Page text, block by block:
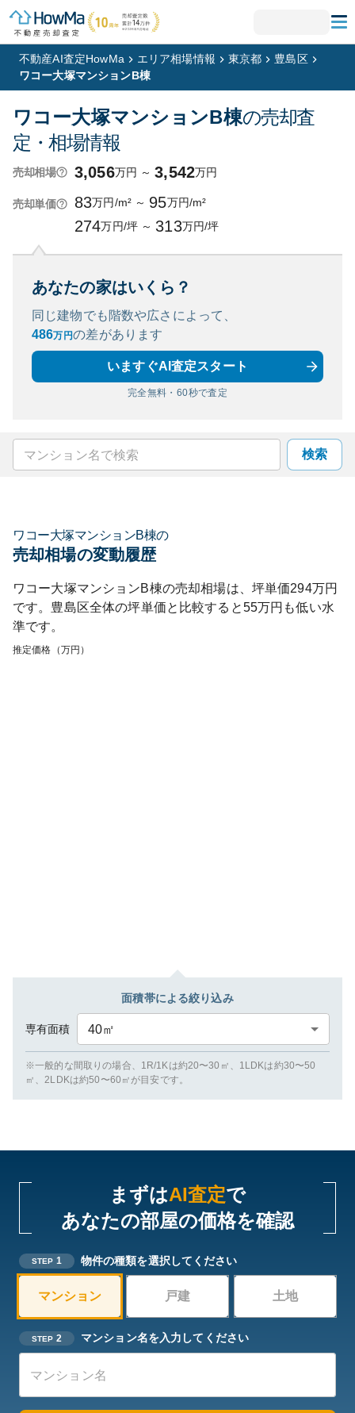
不動産AI査定HowMa エリア相場情報 東京都
豊島区
ワコー大塚マンションB棟
ワコー大塚マンションB棟の売却査
定・相場情報
売却相場 3,056万円 ～ 3,542万円
売却単価 83万円/m² ～ 95万円/m²
274万円/坪 ～ 313万円/坪
あなたの家はいくら？
同じ建物でも階数や広さによって、
486万円の差があります
いますぐAI査定スタート
完全無料・60秒で査定
検索
ワコー大塚マンションB棟の
売却相場の変動履歴
ワコー大塚マンションB棟の売却相場は、坪単価294万円
です。 豊島区全体の坪単価と比較すると55万円も低い水
準です。
推定価格（万円）
面積帯による絞り込み
専有面積 40㎡
※一般的な間取りの場合、1R/1Kは約20〜30㎡、1LDKは約30〜50
㎡、2LDKは約50〜60㎡が目安です。
まずはAI査定で
あなたの部屋の価格を確認
STEP 1 物件の種類を選択してください
マンション 戸建 土地
STEP 2 マンション名を入力してください